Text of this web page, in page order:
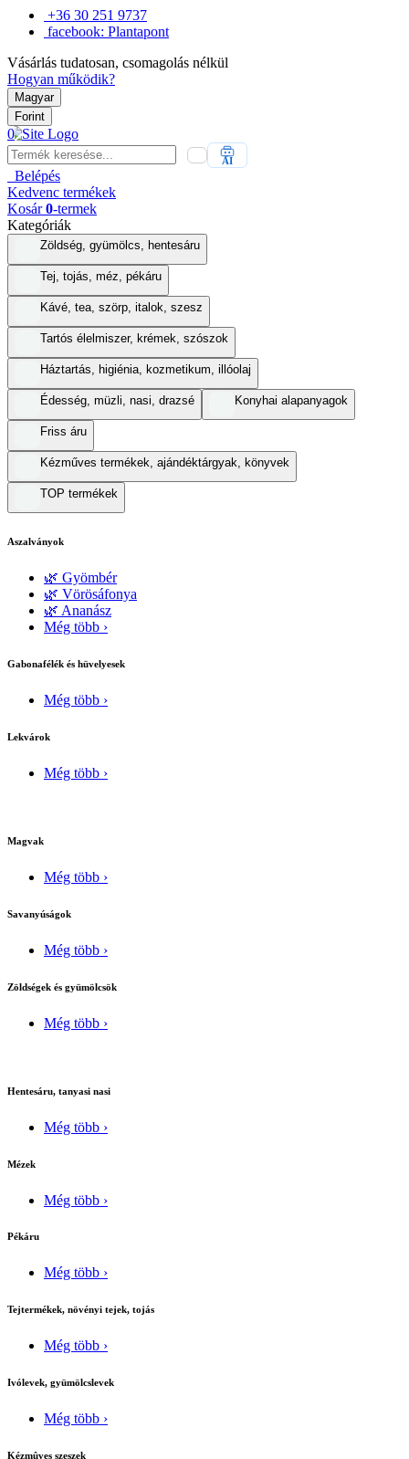
+36 30 251 9737
facebook: Plantapont
Vásárlás tudatosan, csomagolás nélkül
Hogyan működik?
Magyar
Forint
0
AI
Belépés
Kedvenc termékek
Kosár 0-termek
Kategóriák
Zöldség, gyümölcs, hentesáru
Tej, tojás, méz, pékáru
Kávé, tea, szörp, italok, szesz
Tartós élelmiszer, krémek, szószok
Háztartás, higiénia, kozmetikum, illóolaj
Édesség, müzli, nasi, drazsé Konyhai alapanyagok
Friss áru
Kézműves termékek, ajándéktárgyak, könyvek
TOP termékek
Aszalványok
🌿 Gyömbér
🌿 Vörösáfonya
🌿 Ananász
Még több ›
Gabonafélék és hüvelyesek
Még több ›
Lekvárok
Még több ›
Magvak
Még több ›
Savanyúságok
Még több ›
Zöldségek és gyümölcsök
Még több ›
Hentesáru, tanyasi nasi
Még több ›
Mézek
Még több ›
Pékáru
Még több ›
Tejtermékek, növényi tejek, tojás
Még több ›
Ivólevek, gyümölcslevek
Még több ›
Kézmûves szeszek